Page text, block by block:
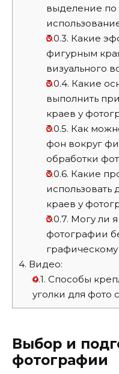
выделение по
3.0.3. Какие
фигурным
визуального
3.0.4. Какие
выполнить
краев у
3.0.5. Как
фон вокруг
обработки
3.0.6. Какие
использовать
краев у
3.0.7. Могу ли
фотографии
4. Видео:
4.1. Способы
уголки для фото
Выбор и
фотографии